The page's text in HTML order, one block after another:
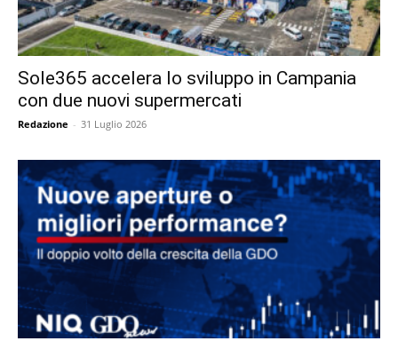
Sole365 accelera lo sviluppo in Campania
con due nuovi supermercati
Redazione - 31 Luglio 2026